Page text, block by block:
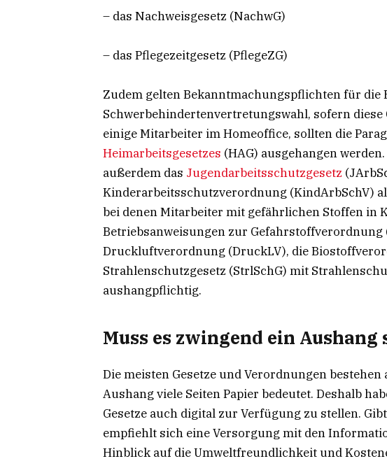
– das Nachweisgesetz (NachwG)
– das Pflegezeitgesetz (PflegeZG)
Zudem gelten Bekanntmachungspflichten für die
Schwerbehindertenvertretungswahl, sofern
einige Mitarbeiter im Homeoffice, sollten die
Heimarbeitsgesetzes (HAG) ausgehangen
außerdem das Jugendarbeitsschutzgesetz
Kinderarbeitsschutzverordnung (KindArbSchV)
bei denen Mitarbeiter mit gefährlichen Stoffen in
Betriebsanweisungen zur Gefahrstoffverordnung
Druckluftverordnung (DruckLV), die
Strahlenschutzgesetz (StrlSchG) mit
aushangpflichtig.
Muss es zwingend ein Aushang
Die meisten Gesetze und Verordnungen
Aushang viele Seiten Papier bedeutet. Deshalb
Gesetze auch digital zur Verfügung zu stellen.
empfiehlt sich eine Versorgung mit den
Hinblick auf die Umweltfreundlichkeit und